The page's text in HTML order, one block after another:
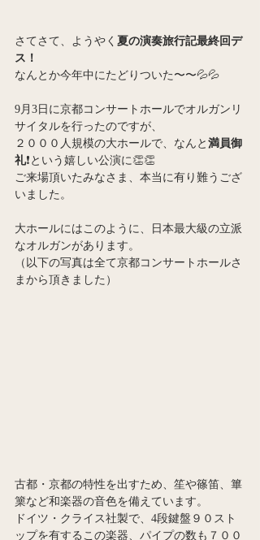
さてさて、ようやく 夏の演奏旅行記最終回デ
ス！
なんとか今年中にたどりついた〜〜💦💦
9月3日に京都コンサートホールでオルガンリ
サイタルを行ったのですが、
２０００人規模の大ホールで、なんと 満員御
礼❗という嬉しい公演に👏👏
ご来場頂いたみなさま、本当に有り難うござ
いました。
大ホールにはこのように、日本最大級の立派
なオルガンがあります。
（以下の写真は全て京都コンサートホールさ
まから頂きました）
古都・京都の特性を出すため、笙や篠笛、篳
篥など和楽器の音色を備えています。
ドイツ・クライス社製で、4段鍵盤９０スト
ップを有するこの楽器、パイプの数も７００